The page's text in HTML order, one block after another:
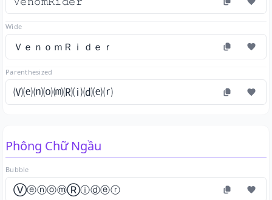
Wide
ＶｅｎｏｍＲｉｄｅｒ
Parenthesized
🄥⒠⒩⒪⒨🄡⒤⒟⒠⒭
Phông Chữ Ngầu
Bubble
ⓋⓔⓝⓞⓜⓇⓘⓓⓔⓡ